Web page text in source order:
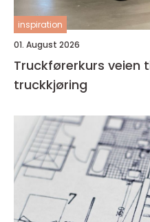
inspiration
01. August 2026
Truckførerkurs veien til trygg og effektiv
truckkjøring